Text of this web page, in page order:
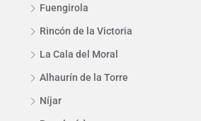
Fuengirola
Rincón de la Victoria
La Cala del Moral
Alhaurín de la Torre
Níjar